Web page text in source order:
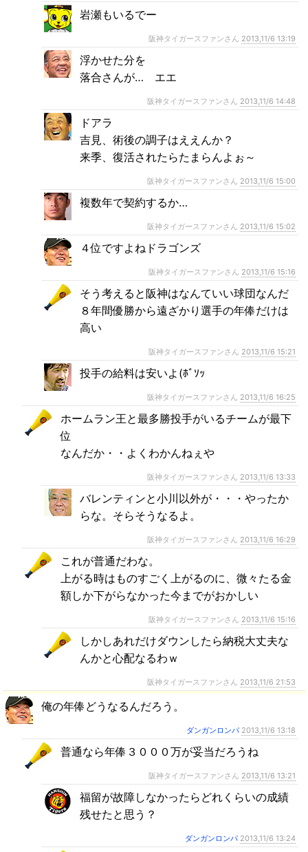
岩瀬もいるでー
阪神タイガースファンさん 2013,11/6 13:19
浮かせた分を
落合さんが… エエ
阪神タイガースファンさん 2013,11/6 14:48
ドアラ
吉見、術後の調子はええんか？
来季、復活されたらたまらんよぉ～
阪神タイガースファンさん 2013,11/6 15:00
複数年で契約するか…
阪神タイガースファンさん 2013,11/6 15:02
４位ですよねドラゴンズ
阪神タイガースファンさん 2013,11/6 15:16
そう考えると阪神はなんていい球団なんだ
８年間優勝から遠ざかり選手の年俸だけは
高い
阪神タイガースファンさん 2013,11/6 15:21
投手の給料は安いよ(ﾎﾞｿｯ
阪神タイガースファンさん 2013,11/6 16:25
ホームラン王と最多勝投手がいるチームが最下
位
なんだか・・よくわかんねぇや
阪神タイガースファンさん 2013,11/6 13:33
バレンティンと小川以外が・・・やったか
らな。そらそうなるよ。
阪神タイガースファンさん 2013,11/6 16:29
これが普通だわな。
上がる時はものすごく上がるのに、微々たる金
額しか下がらなかった今までがおかしい
阪神タイガースファンさん 2013,11/6 15:16
しかしあれだけダウンしたら納税大丈夫な
んかと心配なるわｗ
阪神タイガースファンさん 2013,11/6 21:53
俺の年俸どうなるんだろう。
ダンガンロンパ 2013,11/6 13:18
普通なら年俸３０００万が妥当だろうね
阪神タイガースファンさん 2013,11/6 13:21
福留が故障しなかったらどれくらいの成績
残せたと思う？
ダンガンロンパ 2013,11/6 13:24